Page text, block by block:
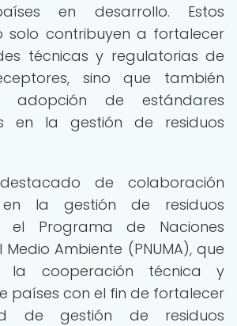
en desarrollo. Estos
solo contribuyen a fortalecer
técnicas y regulatorias de
sino que también
adopción de estándares
en la gestión de residuos
de colaboración
en la gestión de residuos
el Programa de Naciones
Ambiente (PNUMA), que
la cooperación técnica y
países con el fin de fortalecer
de gestión de residuos